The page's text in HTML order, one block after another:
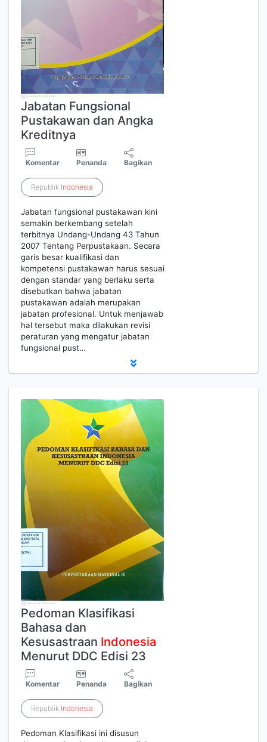
Jabatan Fungsional
Pustakawan dan Angka
Kreditnya
Komentar Penanda Bagikan
Republik Indonesia
Jabatan fungsional pustakawan kini
semakin berkembang setelah
terbitnya Undang-Undang 43 Tahun
2007 Tentang Perpustakaan. Secara
garis besar kualifikasi dan
kompetensi pustakawan harus sesuai
dengan standar yang berlaku serta
disebutkan bahwa jabatan
pustakawan adalah merupakan
jabatan profesional. Untuk menjawab
hal tersebut maka dilakukan revisi
peraturan yang mengatur jabatan
fungsional pust…
Pedoman Klasifikasi
Bahasa dan
Kesusastraan Indonesia
Menurut DDC Edisi 23
Komentar Penanda Bagikan
Republik Indonesia
Pedoman Klasifikasi ini disusun